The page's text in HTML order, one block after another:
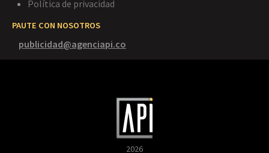
Política de privacidad
PAUTE CON NOSOTROS
publicidad@agenciapi.co
2026